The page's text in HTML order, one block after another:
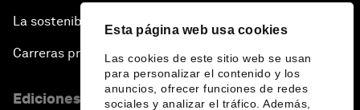
Esta página web usa cookies
Las cookies de este sitio web se usan
para personalizar el contenido y los
anuncios, ofrecer funciones de redes
sociales y analizar el tráfico. Además,
La sostenibilidad en el Foro
Carreras profesionales
Ediciones en otros idiomas